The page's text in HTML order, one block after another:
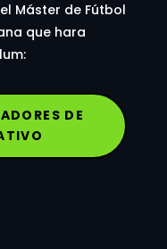
Máster de Fútbol
que hara
DE